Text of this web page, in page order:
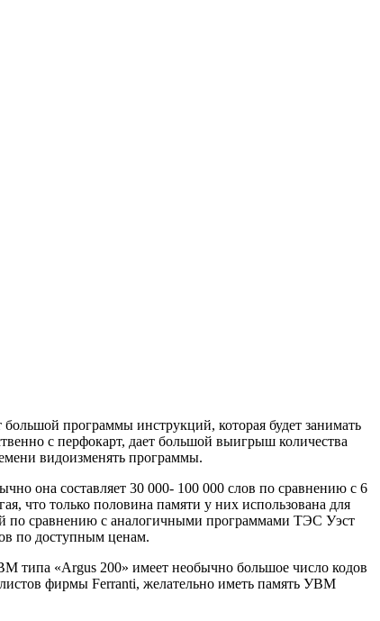
программы инструкций, которая будет занимать
с перфокарт, дает большой выигрыш количества
видоизменять программы.
она составляет 30 000- 100 000 слов по сравнению с 6
что только половина памяти у них использована для
по сравнению с аналогичными программами ТЭС Уэст
по доступным ценам.
типа «Argus 200» имеет необычно большое число кодов
фирмы Ferranti, желательно иметь память УВМ